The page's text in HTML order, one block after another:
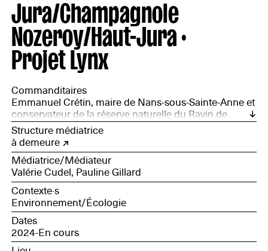
Jura/Champagnole
Nozeroy/Haut-Jura ·
Projet Lynx
Commanditaires
Emmanuel Crétin, maire de Nans-sous-Sainte-Anne et
conservateur de la réserve naturelle du Ravin de
Valbois ; Wim Cuyvers, architecte-forestier ; Amélie
Fleury, documentaliste et poétesse ; Bertrand Formet,
coordinateur numérique éducatif et innovation,
Canopé BFC ; Marjorie Martin, conservatrice bénévole
de la RNR des grottes de la Côte de la Baume ;
Christian, retraité, chasseur.
Structure médiatrice
à demeure
Médiatrice/Médiateur
Valérie Cudel, Pauline Gillard
Contexte·s
Environnement/Écologie
Dates
2024-En cours